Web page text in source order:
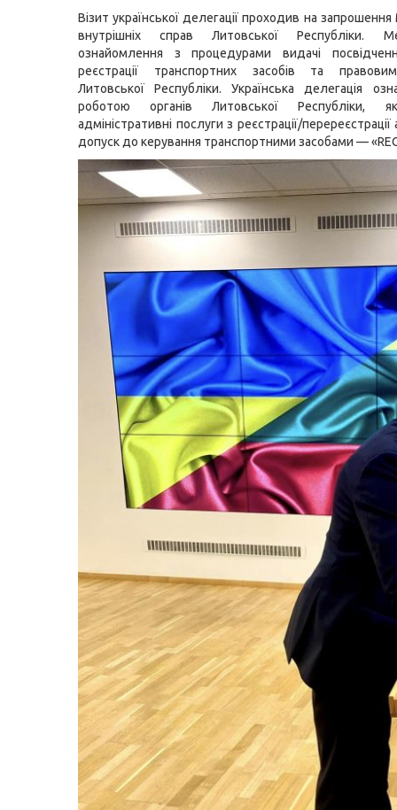
Візит української делегації проходив на запрошення
внутрішніх справ Литовської Республіки.
ознайомлення з процедурами видачі
реєстрації транспортних засобів та
Литовської Республіки. Українська делегація
роботою органів Литовської Республіки,
адміністративні послуги з реєстрації/перереєстрації
допуск до керування транспортними засобами —